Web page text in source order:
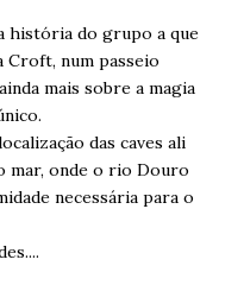
história do grupo a que
Croft, num passeio
mais sobre a magia
das caves ali
mar, onde o rio Douro
necessária para o